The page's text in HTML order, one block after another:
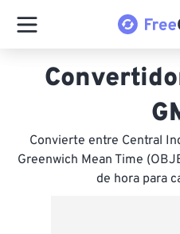
Convierte entre Central
Greenwich Mean Time
de hora para